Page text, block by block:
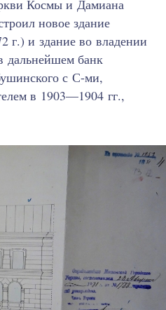
Космы и Дамиана
новое здание
г.) и здание во владении
дальнейшем банк
с С-ми,
в 1903—1904 гг.,